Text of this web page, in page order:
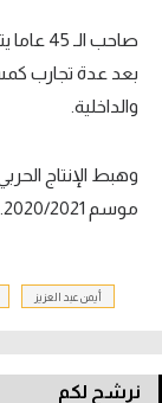
صاحب
بعد عدة تجارب
والداخلية.
وهبط الإنتاج
موسم 2020/2021.
أيمن عبد العزيز
نرشح لكم